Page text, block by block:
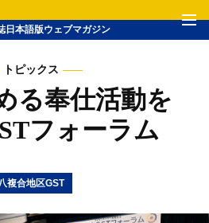
日本語版ウェブマガジン
トピックス
る奉仕活動を
フォーラム
複合地区GST